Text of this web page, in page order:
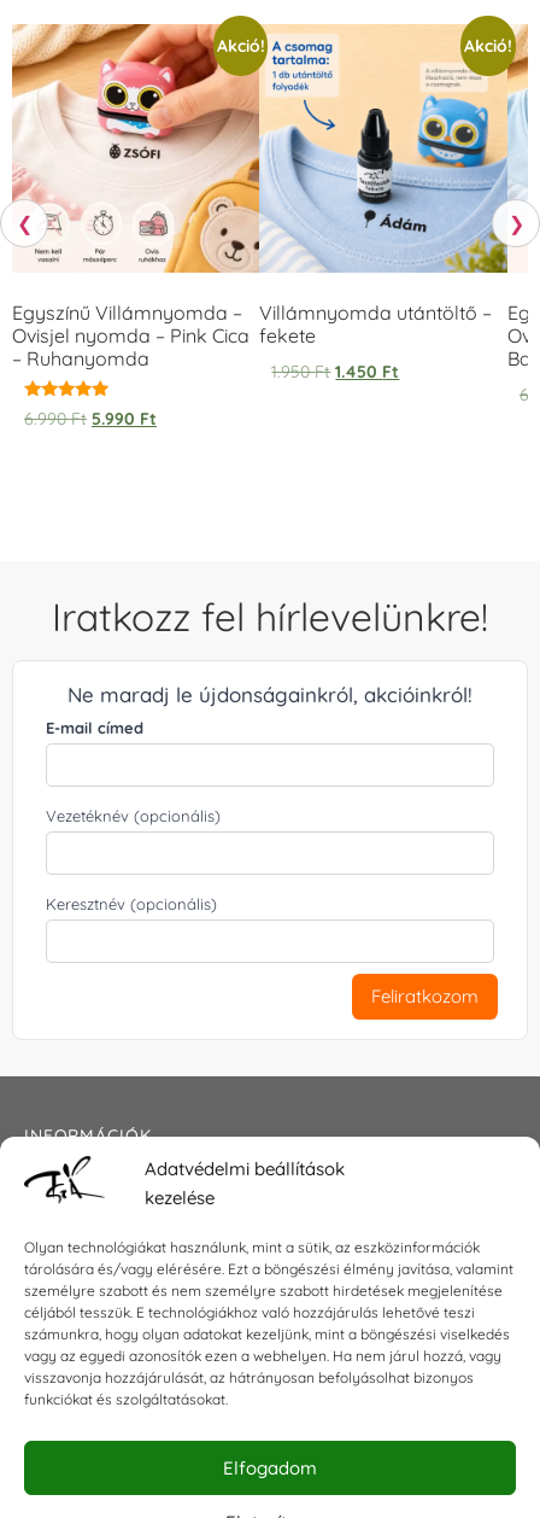
Adatvédelmi beállítások
kezelése
Olyan technológiákat használunk, mint a sütik, az eszközinformációk
tárolására és/vagy elérésére. Ezt a böngészési élmény javítása, valamint
személyre szabott és nem személyre szabott hirdetések megjelenítése
céljából tesszük. E technológiákhoz való hozzájárulás lehetővé teszi
számunkra, hogy olyan adatokat kezeljünk, mint a böngészési viselkedés
vagy az egyedi azonosítók ezen a webhelyen. Ha nem járul hozzá, vagy
visszavonja hozzájárulását, az hátrányosan befolyásolhat bizonyos
funkciókat és szolgáltatásokat.
Elfogadom
❮
Akció!
Egyszínű Villámnyomda –
Ovisjel nyomda – Pink Cica
– Ruhanyomda
Értékelés:
5.00
6.990Ft 5.990 Ft
Akció!
Villámnyomda utántöltő –
fekete
1.950Ft 1.450 Ft
❯
Iratkozz fel hírlevelünkre!
Ne maradj le újdonságainkról, akcióinkról!
E-mail címed
Vezetéknév (opcionális)
Keresztnév (opcionális)
Feliratkozom
INFORMÁCIÓK
Általános szerződési feltételek
Impresszum
KAPCSOLAT
E-mail:shop@torokszilvi.com
Telefon: +36 30 6767872
KÖZÖSSÉGI